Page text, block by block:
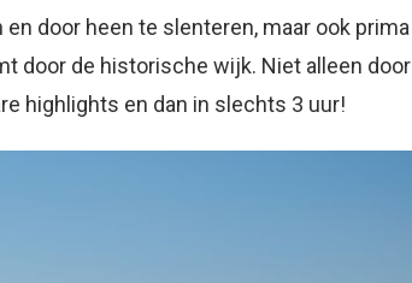
door heen te slenteren, maar ook prima
door de historische wijk. Niet alleen door
highlights en dan in slechts 3 uur!